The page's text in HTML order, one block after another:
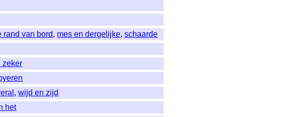
rand van bord, mes en dergelijke,schaarde
zeker
,wijd en zijd
het